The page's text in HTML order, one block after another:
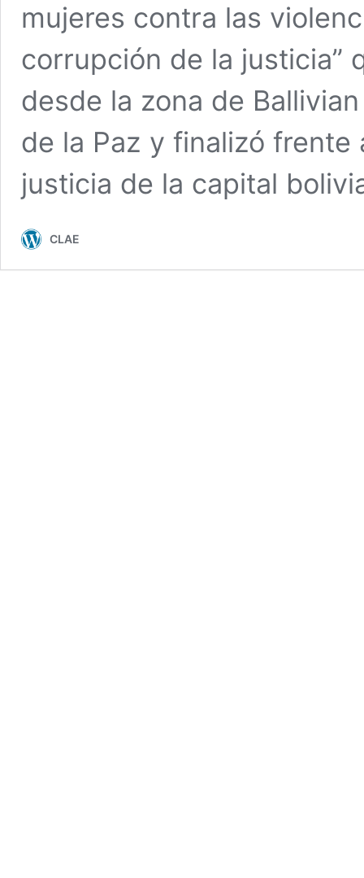
mujeres contra las
corrupción de la justicia”
desde la zona de
de la Paz y finalizó
justicia de la capital
CLAE